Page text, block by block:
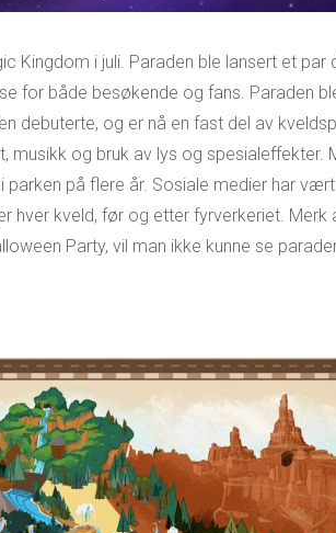
Kingdom i juli. Paraden ble lansert et par
for både besøkende og fans. Paraden
debuterte, og er nå en fast del av
musikk og bruk av lys og spesialeffekter.
på flere år. Sosiale medier har
hver kveld, før og etter fyrverkeriet. Merk
Party, vil man ikke kunne se